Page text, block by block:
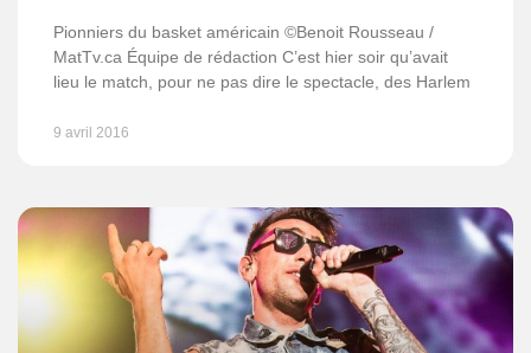
Pionniers du basket américain ©Benoit Rousseau /
MatTv.ca Équipe de rédaction C’est hier soir qu’avait
lieu le match, pour ne pas dire le spectacle, des Harlem
9 avril 2016